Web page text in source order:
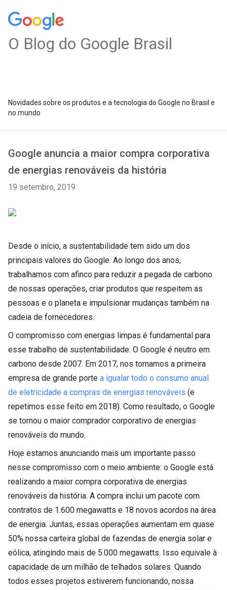
O Blog do Google Brasil
Novidades sobre os produtos e a tecnologia do Google no Brasil e
no mundo
Google anuncia a maior compra corporativa
de energias renováveis da história
19 setembro, 2019
Desde o início, a sustentabilidade tem sido um dos
principais valores do Google. Ao longo dos anos,
trabalhamos com afinco para reduzir a pegada de carbono
de nossas operações, criar produtos que respeitem as
pessoas e o planeta e impulsionar mudanças também na
cadeia de fornecedores.
O compromisso com energias limpas é fundamental para
esse trabalho de sustentabilidade. O Google é neutro em
carbono desde 2007. Em 2017, nos tornamos a primeira
empresa de grande porte a igualar todo o consumo anual
de eletricidade a compras de energias renováveis (e
repetimos esse feito em 2018). Como resultado, o Google
se tornou o maior comprador corporativo de energias
renováveis do mundo.
Hoje estamos anunciando mais um importante passo
nesse compromisso com o meio ambiente: o Google está
realizando a maior compra corporativa de energias
renováveis da história. A compra inclui um pacote com
contratos de 1.600 megawatts e 18 novos acordos na área
de energia. Juntas, essas operações aumentam em quase
50% nossa carteira global de fazendas de energia solar e
eólica, atingindo mais de 5.000 megawatts. Isso equivale à
capacidade de um milhão de telhados solares. Quando
todos esses projetos estiverem funcionando, nossa